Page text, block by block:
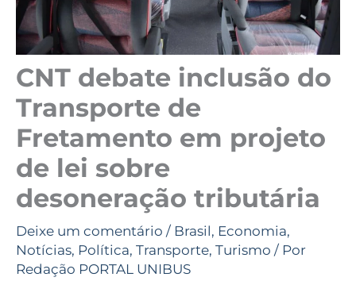
CNT debate inclusão do
Transporte de
Fretamento em projeto
de lei sobre
desoneração tributária
Deixe um comentário / Brasil, Economia,
Notícias, Política, Transporte, Turismo / Por
Redação PORTAL UNIBUS